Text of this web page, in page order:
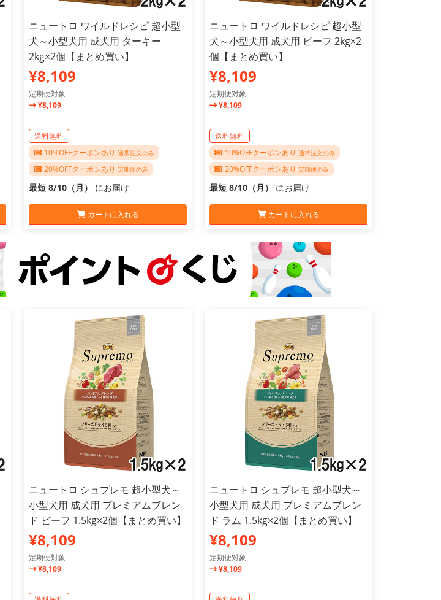
ニュートロ ワイルドレシピ 超小型
犬～小型犬用 成犬用 ターキー
2kg×2個【まとめ買い】
¥8,109
定期便対象
¥8,109
送料無料
10%OFFクーポンあり 通常注文のみ
20%OFFクーポンあり 定期便のみ
最短 8/10（月） にお届け
カートに入れる
ニュートロ ワイルドレシピ 超小型
犬～小型犬用 成犬用 ビーフ 2kg×2
個【まとめ買い】
¥8,109
定期便対象
¥8,109
送料無料
10%OFFクーポンあり 通常注文のみ
20%OFFクーポンあり 定期便のみ
最短 8/10（月） にお届け
カートに入れる
ニュートロ シュプレモ 超小型犬～
小型犬用 成犬用 プレミアムブレン
ド ビーフ 1.5kg×2個【まとめ買い】
¥8,109
定期便対象
¥8,109
ニュートロ シュプレモ 超小型犬～
小型犬用 成犬用 プレミアムブレン
ド ラム 1.5kg×2個【まとめ買い】
¥8,109
定期便対象
¥8,109